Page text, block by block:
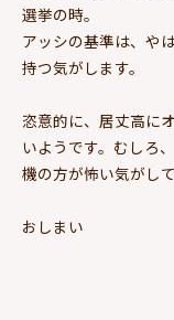
選挙の時。
アッシの基準は、や
持つ気がします。
恣意的に、居丈高に
いようです。むしろ
機の方が怖い気がし
おしまい